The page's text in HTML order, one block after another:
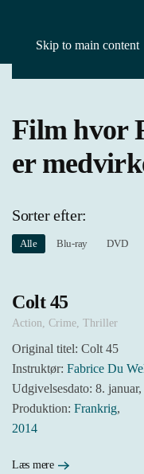
Skip to main content
Film hvor
er
Sorter efter:
Alle Blu-ray DVD
Colt 45
Action, Crime, Thriller
Original titel: Colt 45
Instruktør: Fabrice Du
Udgivelsesdato: 8.
Produktion: Frankrig,
2014
Læs mere